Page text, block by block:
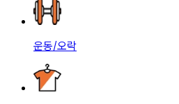
운동/오락